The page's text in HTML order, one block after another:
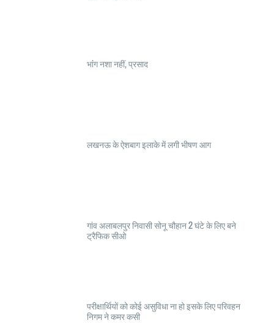
भांंग नशा नहीं, प्रसाद
लखनऊ के ऐशबाग इलाके में लगी भीषण आग
गांव अलाबलपुर निवासी सोनू चौहान 2 घंटे के लिए बने
ट्रैफिक सीओ
परीक्षार्थियों को कोई असुविधा ना हो इसके लिए परिवहन
निगम ने कमर कसी